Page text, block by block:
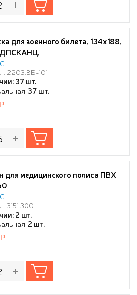
для военного билета, 134х188,
ДПСКАНЦ,
2203.ВБ-101
37 шт.
37 шт.
для медицинского полиса ПВХ
3151.300
2 шт.
2 шт.